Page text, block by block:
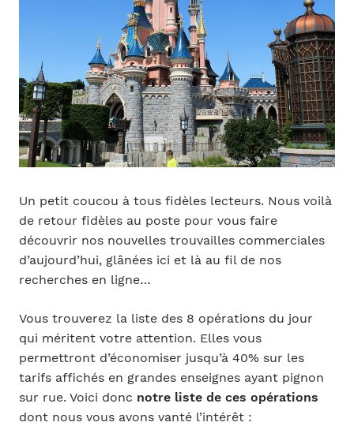
Un petit coucou à tous fidèles lecteurs. Nous voilà
de retour fidèles au poste pour vous faire
découvrir nos nouvelles trouvailles commerciales
d’aujourd’hui, glânées ici et là au fil de nos
recherches en ligne…
Vous trouverez la liste des 8 opérations du jour
qui méritent votre attention. Elles vous
permettront d’économiser jusqu’à 40% sur les
tarifs affichés en grandes enseignes ayant pignon
sur rue. Voici donc notre liste de ces opérations
dont nous vous avons vanté l’intérêt :